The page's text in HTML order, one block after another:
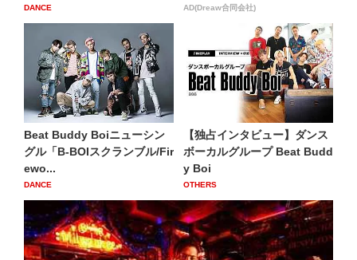
DANCE AD(Dreaw合同会社)
Beat Buddy Boiニューシン
グル「B-BOIスクランブル/Fir
ewo...
DANCE
【独占インタビュー】ダンス
ボーカルグループ Beat Budd
y Boi
OTHERS